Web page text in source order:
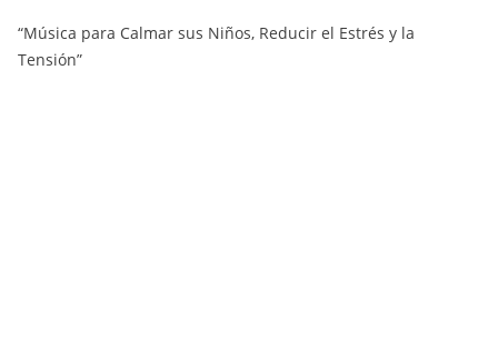
“Música para Calmar sus Niños, Reducir el Estrés y la
Tensión”